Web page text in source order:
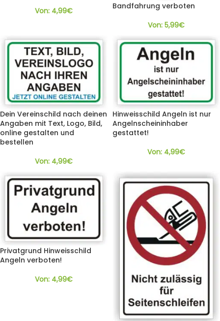
Von: 4,99€
Bandfahrung verboten
Von: 5,99€
Dein Vereinschild nach deinen
Angaben mit Text, Logo, Bild,
online gestalten und
bestellen
Von: 4,99€
Hinweisschild Angeln ist nur
Angelnscheininhaber
gestattet!
Von: 4,99€
Privatgrund Hinweisschild
Angeln verboten!
Von: 4,99€